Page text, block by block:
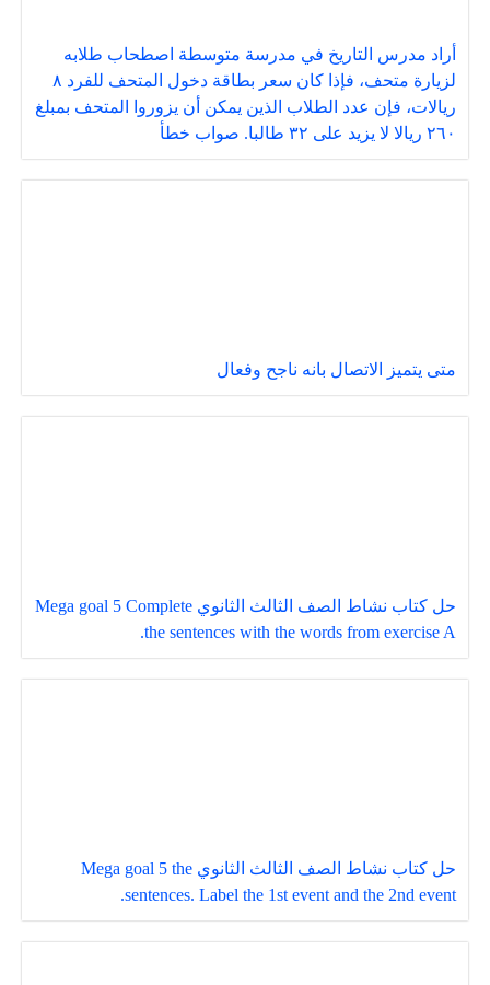
أراد مدرس التاريخ في مدرسة متوسطة اصطحاب طلابه
لزيارة متحف، فإذا كان سعر بطاقة دخول المتحف للفرد ٨
ريالات، فإن عدد الطلاب الذين يمكن أن يزوروا المتحف بمبلغ
٢٦٠ ريالا لا يزيد على ٣٢ طالبا. صواب خطأ
متى يتميز الاتصال بانه ناجح وفعال
حل كتاب نشاط الصف الثالث الثانوي Mega goal 5 Complete
the sentences with the words from exercise A.
حل كتاب نشاط الصف الثالث الثانوي Mega goal 5 the
sentences. Label the 1st event and the 2nd event.